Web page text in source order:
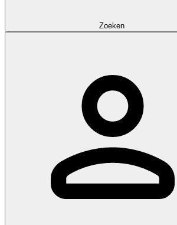
Zoeken